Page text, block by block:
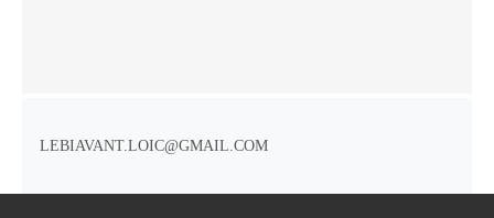
LEBIAVANT.LOIC@GMAIL.COM